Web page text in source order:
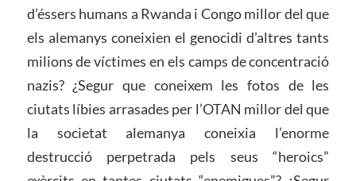
d’éssers humans a Rwanda i Congo millor del que
els alemanys coneixien el genocidi d’altres tants
milions de víctimes en els camps de concentració
nazis? ¿Segur que coneixem les fotos de les
ciutats líbies arrasades per l’OTAN millor del que
la societat alemanya coneixia l’enorme
destrucció perpetrada pels seus “heroics”